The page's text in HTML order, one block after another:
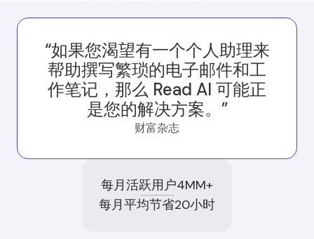
“如果您渴望有一个个人助理来
帮助撰写繁琐的电子邮件和工
作笔记，那么 Read AI 可能正
是您的解决方案。”
财富杂志
每月活跃用户4MM+
每月平均节省20小时